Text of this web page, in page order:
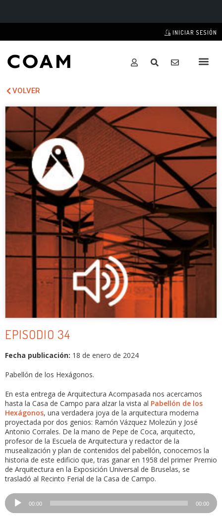
INICIAR SESIÓN
VOLVER
EPISODIO 34
Fecha publicación: 18 de enero de 2024
Pabellón de los Hexágonos.
En esta entrega de Arquitectura Acompasada nos acercamos
hasta la Casa de Campo para alzar la vista al Pabellón de los
Hexágonos, una verdadera joya de la arquitectura moderna
proyectada por dos genios: Ramón Vázquez Molezún y José
Antonio Corrales. De la mano de Pepe de Coca, arquitecto,
profesor de la Escuela de Arquitectura y redactor de la
musealización y plan de contenidos del pabellón, conocemos la
historia de este edificio que, tras ganar en 1958 del primer Premio
de Arquitectura en la Exposición Universal de Bruselas, se
trasladó al Recinto Ferial de la Casa de Campo.
Reproductor
de
audio
00:00 00:00